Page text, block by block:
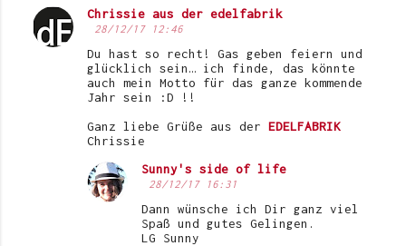
Chrissie aus der edelfabrik
28/12/17 12:46
Du hast so recht! Gas geben feiern und
glücklich sein… ich finde, das könnte
auch mein Motto für das ganze kommende
Jahr sein :D !!
Ganz liebe Grüße aus der EDELFABRIK
Chrissie
Sunny's side of life
28/12/17 16:31
Dann wünsche ich Dir ganz viel
Spaß und gutes Gelingen.
LG Sunny